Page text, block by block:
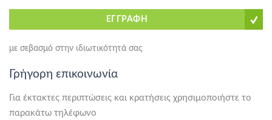
ΕΓΓΡΑΦΗ
με σεβασμό στην ιδιωτικότητά σας
Γρήγορη επικοινωνία
Για έκτακτες περιπτώσεις και κρατήσεις χρησιμοποιήστε το
παρακάτω τηλέφωνο